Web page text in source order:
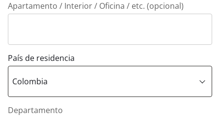
Apartamento / Interior / Oficina / etc. (opcional)
País de residencia
Departamento